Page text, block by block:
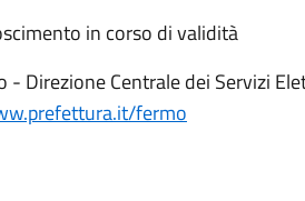
in corso di validità
- Direzione Centrale dei Servizi
fermo